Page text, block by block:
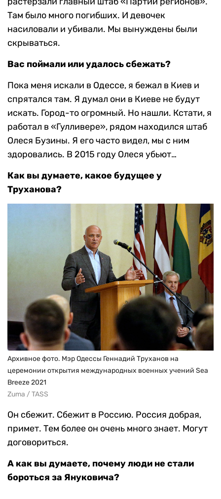
Там было много погибших. И девочек
насиловали и убивали. Мы вынуждены были
скрываться.
Вас поймали или удалось сбежать?
Пока меня искали в Одессе, я бежал в Киев и
спрятался там. Я думал они в Киеве не будут
искать. Город-то огромный. Но нашли. Кстати, я
работал в «Гулливере», рядом находился штаб
Олеся Бузины. Я его часто видел, мы с ним
здоровались. В 2015 году Олеся убьют…
Как вы думаете, какое будущее у
Труханова?
Архивное фото. Мэр Одессы Геннадий Труханов на
церемонии открытия международных военных учений Sea
Breeze 2021
Zuma / TASS
Он сбежит. Сбежит в Россию. Россия добрая,
примет. Тем более он очень много знает. Могут
договориться.
А как вы думаете, почему люди не стали
бороться за Януковича?